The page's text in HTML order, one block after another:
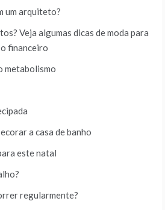
um arquiteto?
Veja algumas dicas de moda para
financeiro
metabolismo
a casa de banho
este natal
regularmente?